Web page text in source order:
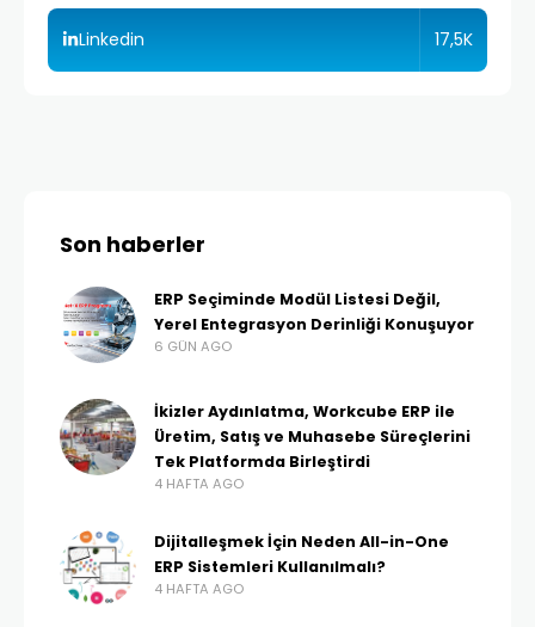
Linkedin 17,5K
Son haberler
ERP Seçiminde Modül Listesi Değil,
Yerel Entegrasyon Derinliği Konuşuyor
6 GÜN AGO
İkizler Aydınlatma, Workcube ERP ile
Üretim, Satış ve Muhasebe Süreçlerini
Tek Platformda Birleştirdi
4 HAFTA AGO
Dijitalleşmek İçin Neden All-in-One
ERP Sistemleri Kullanılmalı?
4 HAFTA AGO